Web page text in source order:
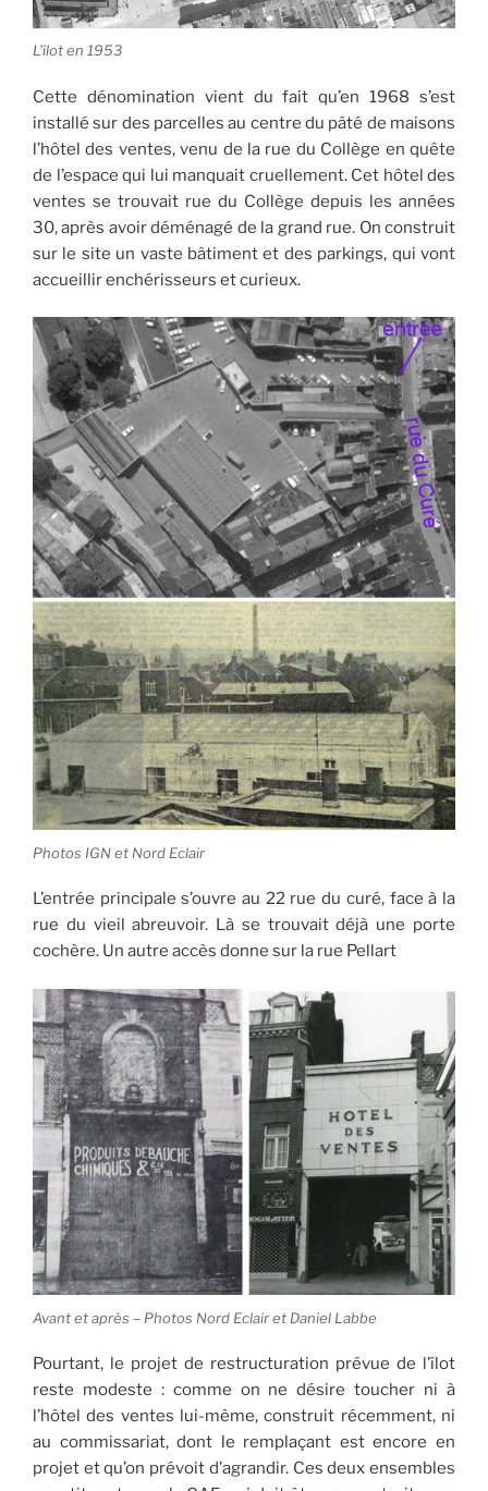
L’îlot en 1953
Cette dénomination vient du fait qu’en 1968 s’est
installé sur des parcelles au centre du pâté de maisons
l’hôtel des ventes, venu de la rue du Collège en quête
de l’espace qui lui manquait cruellement. Cet hôtel des
ventes se trouvait rue du Collège depuis les années
30, après avoir déménagé de la grand rue. On construit
sur le site un vaste bâtiment et des parkings, qui vont
accueillir enchérisseurs et curieux.
Photos IGN et Nord Eclair
L’entrée principale s’ouvre au 22 rue du curé, face à la
rue du vieil abreuvoir. Là se trouvait déjà une porte
cochère. Un autre accès donne sur la rue Pellart
Avant et après – Photos Nord Eclair et Daniel Labbe
Pourtant, le projet de restructuration prévue de l’îlot
reste modeste : comme on ne désire toucher ni à
l’hôtel des ventes lui-même, construit récemment, ni
au commissariat, dont le remplaçant est encore en
projet et qu’on prévoit d’agrandir. Ces deux ensembles